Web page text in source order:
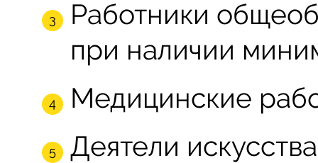
Работники
при наличии
Медицинские
Деятели